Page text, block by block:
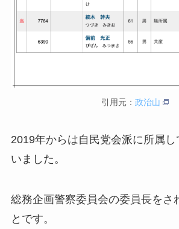
引用元： 政治山
2019年からは自民党会派に所属
いました。
総務企画警察委員会の委員長をさ
とです。